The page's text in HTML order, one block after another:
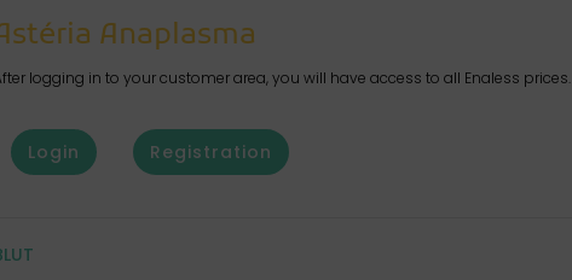
Anaplasma
logging in to your customer area, you will have access to all Enaless prices.
Login Registration